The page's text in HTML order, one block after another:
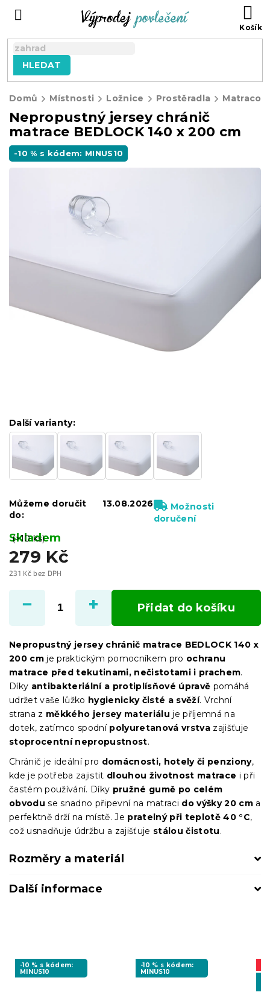
HLEDAT
Domů Místnosti Ložnice Prostěradla
Nepropustný jersey chránič
matrace BEDLOCK 140 x 200 cm
-10 % s kódem: MINUS10
279 Kč
231 Kč bez DPH
cena:
Skladem
(>10 ks)
Další varianty:
Můžeme doručit
do:
13.08.2026
Možnosti
doručení
Přidat do košíku
Nepropustný jersey chránič matrace BEDLOCK 140 x
200 cm je praktickým pomocníkem pro ochranu
matrace před tekutinami, nečistotami i prachem.
Díky antibakteriální a protiplísňové úpravě pomáhá
udržet vaše lůžko hygienicky čisté a svěží. Vrchní
strana z měkkého jersey materiálu je příjemná na
dotek, zatímco spodní polyuretanová vrstva zajišťuje
stoprocentní nepropustnost.
Chránič je ideální pro domácnosti, hotely či penziony,
kde je potřeba zajistit dlouhou životnost matrace i při
častém používání. Díky pružné gumě po celém
obvodu se snadno připevní na matraci do výšky 20 cm a
perfektně drží na místě. Je pratelný při teplotě 40 °C,
což usnadňuje údržbu a zajišťuje stálou čistotu.
Rozměry a materiál
Další informace
-10 % s kódem:
MINUS10
-10 % s kódem:
MINUS10